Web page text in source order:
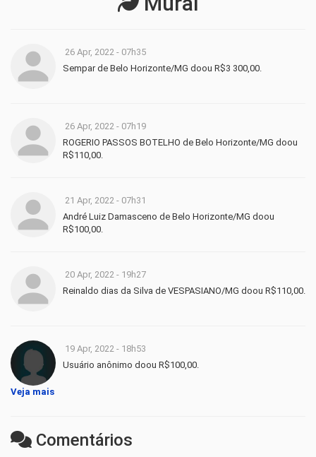
26 Apr, 2022 - 07h35
Sempar de Belo Horizonte/MG doou R$3 300,00.
26 Apr, 2022 - 07h19
ROGERIO PASSOS BOTELHO de Belo Horizonte/MG doou
R$110,00.
21 Apr, 2022 - 07h31
André Luiz Damasceno de Belo Horizonte/MG doou
R$100,00.
20 Apr, 2022 - 19h27
Reinaldo dias da Silva de VESPASIANO/MG doou R$110,00.
19 Apr, 2022 - 18h53
Usuário anônimo doou R$100,00.
Veja mais
Comentários